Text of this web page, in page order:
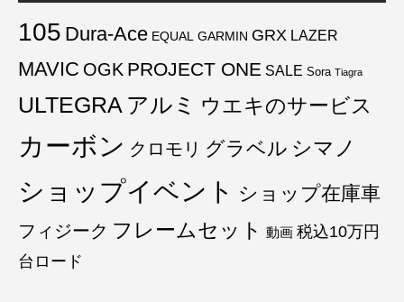
105 Dura-Ace EQUAL GARMIN GRX LAZER
MAVIC OGK PROJECT ONE SALE Sora Tiagra
ULTEGRA アルミ ウエキのサービス
カーボン クロモリ グラベル シマノ
ショップイベント ショップ在庫車
フィジーク フレームセット 動画 税込10万円
台ロード